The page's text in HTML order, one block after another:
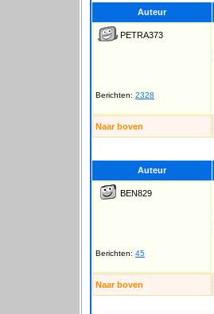
Auteur
PETRA373
Berichten: 2328
Naar boven
Auteur
BEN829
Berichten: 45
Naar boven